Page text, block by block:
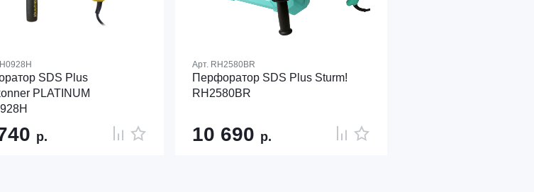
SDS Plus
PLATINUM
р.
Арт. RH2580BR
Перфоратор SDS Plus Sturm!
RH2580BR
10 690 р.